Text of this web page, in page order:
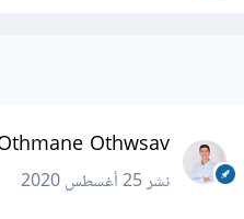
Othmane Othwsav
نشر25 أغسطس 2020